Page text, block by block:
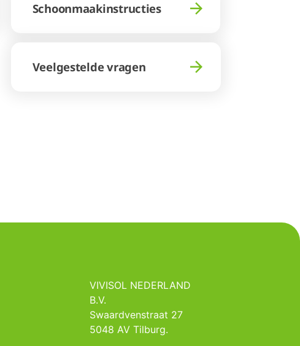
Schoonmaakinstructies
Veelgestelde vragen
VIVISOL NEDERLAND
B.V.
Swaardvenstraat 27
5048 AV Tilburg.